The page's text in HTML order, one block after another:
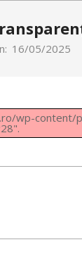
16/05/2025
wp-content/